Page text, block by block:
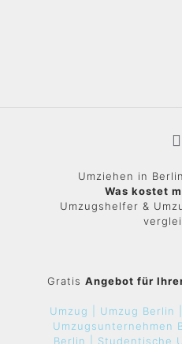
Umziehen in
Was kostet
Umzugshelfer &
Gratis Angebot für
Umzug | Umzug Berlin |
Umzugsunternehmen
Berlin | Studentische